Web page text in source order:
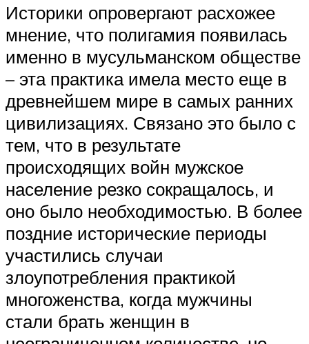
Историки опровергают расхожее
мнение, что полигамия появилась
именно в мусульманском обществе
– эта практика имела место еще в
древнейшем мире в самых ранних
цивилизациях. Связано это было с
тем, что в результате
происходящих войн мужское
население резко сокращалось, и
оно было необходимостью. В более
поздние исторические периоды
участились случаи
злоупотребления практикой
многоженства, когда мужчины
стали брать женщин в